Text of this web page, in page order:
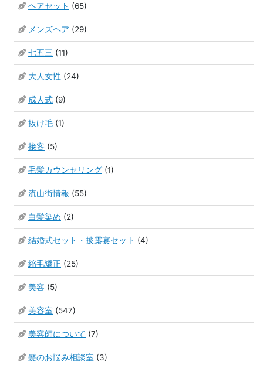
ヘアセット (65)
メンズヘア (29)
七五三 (11)
大人女性 (24)
成人式 (9)
抜け毛 (1)
接客 (5)
毛髪カウンセリング (1)
流山街情報 (55)
白髪染め (2)
結婚式セット・披露宴セット (4)
縮毛矯正 (25)
美容 (5)
美容室 (547)
美容師について (7)
髪のお悩み相談室 (3)